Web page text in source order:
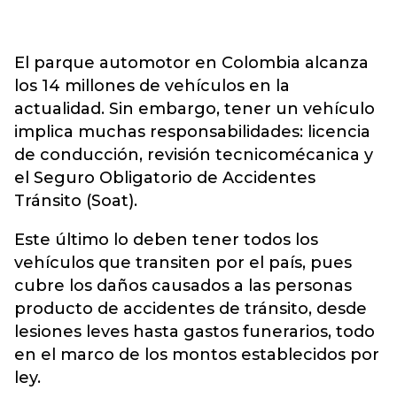
El parque automotor en Colombia alcanza
los 14 millones de vehículos en la
actualidad. Sin embargo, tener un vehículo
implica muchas responsabilidades: licencia
de conducción, revisión tecnicomécanica y
el Seguro Obligatorio de Accidentes
Tránsito (Soat).
Este último lo deben tener todos los
vehículos que transiten por el país, pues
cubre los daños causados a las personas
producto de accidentes de tránsito, desde
lesiones leves hasta gastos funerarios, todo
en el marco de los montos establecidos por
ley.